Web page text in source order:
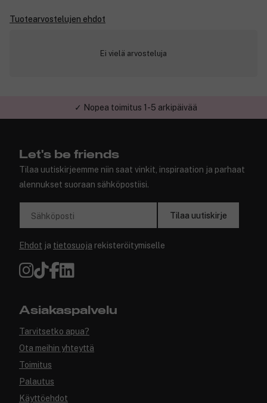
Tuotearvostelujen ehdot
Ei vielä arvosteluja
✓ Nopea toimitus 1-5 arkipäivää
Let's be friends
Tilaa uutiskirjeemme niin saat vinkit, inspiraation ja parhaat
alennukset suoraan sähköpostiisi.
Sähköposti Tilaa uutiskirje
Ehdot ja tietosuoja rekisteröitymiselle
Asiakaspalvelu
Tarvitsetko apua?
Ota meihin yhteyttä
Toimitus
Palautus
Käyttöehdot